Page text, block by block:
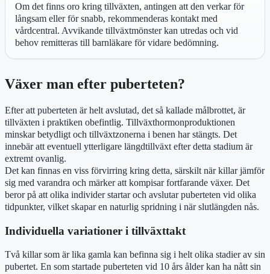
Om det finns oro kring tillväxten, antingen att den verkar för
långsam eller för snabb, rekommenderas kontakt med
vårdcentral. Avvikande tillväxtmönster kan utredas och vid
behov remitteras till barnläkare för vidare bedömning.
Växer man efter puberteten?
Efter att puberteten är helt avslutad, det så kallade målbrottet, är
tillväxten i praktiken obefintlig. Tillväxthormonproduktionen
minskar betydligt och tillväxtzonerna i benen har stängts. Det
innebär att eventuell ytterligare längdtillväxt efter detta stadium är
extremt ovanlig.
Det kan finnas en viss förvirring kring detta, särskilt när killar jämför
sig med varandra och märker att kompisar fortfarande växer. Det
beror på att olika individer startar och avslutar puberteten vid olika
tidpunkter, vilket skapar en naturlig spridning i när slutlängden nås.
Individuella variationer i tillväxttakt
Två killar som är lika gamla kan befinna sig i helt olika stadier av sin
pubertet. En som startade puberteten vid 10 års ålder kan ha nått sin